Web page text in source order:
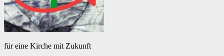
für eine Kirche mit Zukunft